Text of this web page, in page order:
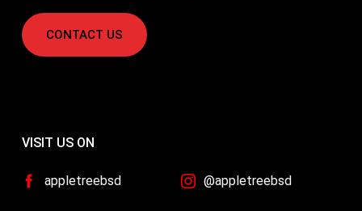
CONTACT US
VISIT US ON
appletreebsd @appletreebsd